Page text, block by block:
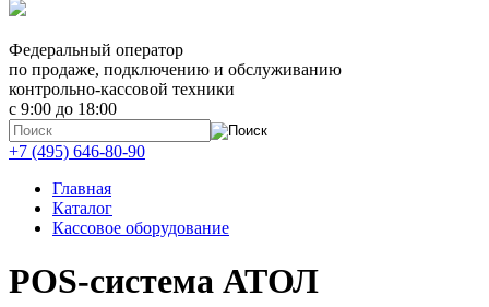
Федеральный оператор
по продаже, подключению и обслуживанию
контрольно-кассовой техники
с 9:00 до 18:00
+7 (495) 646-80-90
Главная
Каталог
Кассовое оборудование
POS-система АТОЛ